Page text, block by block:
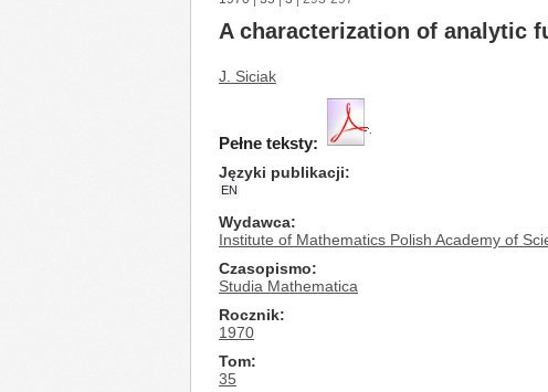
A characterization of analytic
J. Siciak
Pełne teksty:
Języki publikacji
EN
Wydawca
Institute of Mathematics Polish Academy of
Czasopismo
Studia Mathematica
Rocznik
1970
Tom
35